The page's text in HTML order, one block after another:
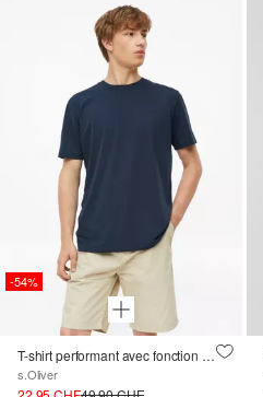
-54%
T-shirt performant avec fonction CoolTech
s.Oliver